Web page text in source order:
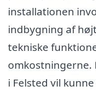
installationen
indbygning af
tekniske
omkostningerne.
i Felsted vil